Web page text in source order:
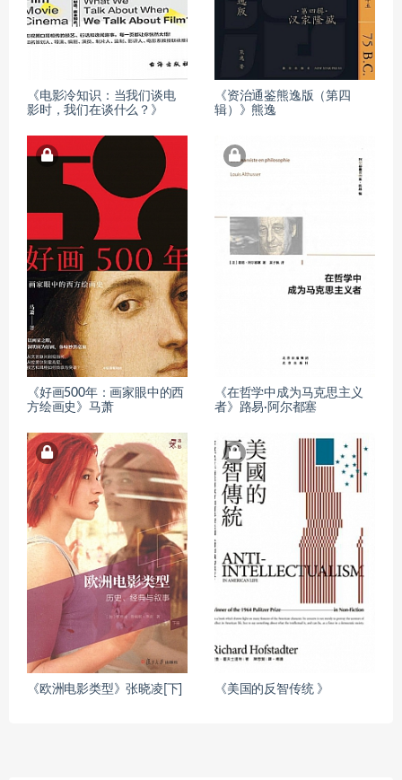
《电影冷知识：当我们谈电
影时，我们在谈什么？》
《资治通鉴熊逸版（第四
辑）》熊逸
《好画500年：画家眼中的西
方绘画史》马萧
《在哲学中成为马克思主义
者》路易·阿尔都塞
《欧洲电影类型》张晓凌[下] 《美国的反智传统 》